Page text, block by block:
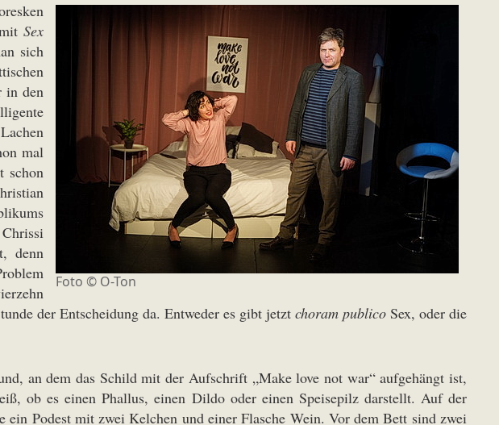
Foto © O-Ton
Sex
sich
in den
mal
schon
denn
der Entscheidung da. Entweder es gibt jetzt choram publicoSex, oder die
an dem das Schild mit der Aufschrift „Make love not war“ aufgehängt ist,
ob es einen Phallus, einen Dildo oder einen Speisepilz darstellt. Auf der
Podest mit zwei Kelchen und einer Flasche Wein. Vor dem Bett sind zwei